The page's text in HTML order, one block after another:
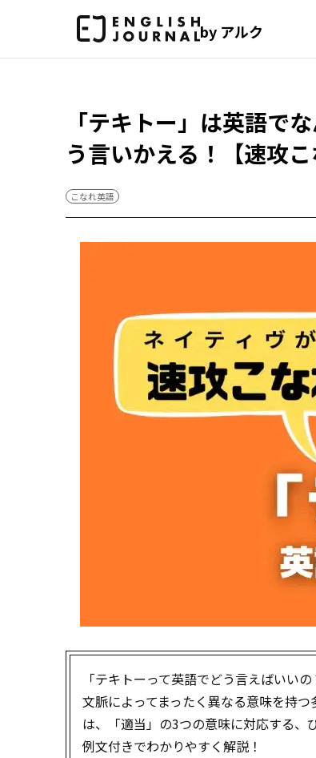
by アルク
「テキトー」は英語で
う言いかえる！【速攻こ
こなれ英語
「テキトーって英語でどう言えばいい
文脈によってまったく異なる意味を持
は、「適当」の3つの意味に対応する、
例文付きでわかりやすく解説！